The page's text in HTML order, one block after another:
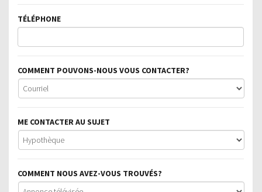
TÉLÉPHONE
COMMENT POUVONS-NOUS VOUS CONTACTER?
ME CONTACTER AU SUJET
COMMENT NOUS AVEZ-VOUS TROUVÉS?